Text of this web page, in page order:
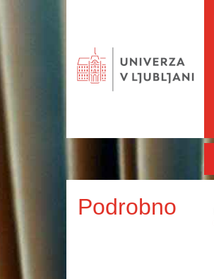
Podrobno